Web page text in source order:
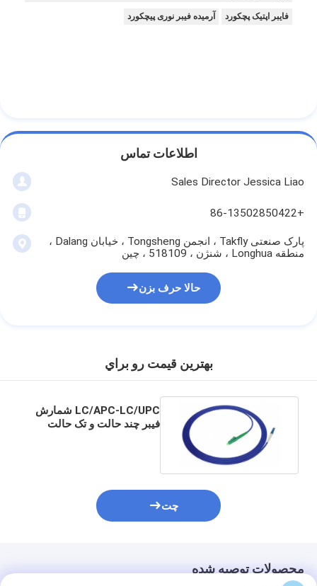
فايبر اپتيک پچکورد آرمیده فیبر نوری پیچکورد
اطلاعات تماس
Sales Director Jessica Liao
+86-13502850422
پارک صنعتی Takfly ، انجمن Tongsheng ، خیابان Dalang ،
منطقه Longhua ، شنژن ، 518109 ، چین
حالا حرف بزن
بهترين قيمت رو براي
LC/APC-LC/UPC شمارش
فیبر چند حالت و تک حالت
چت
محصولات توصیه شده